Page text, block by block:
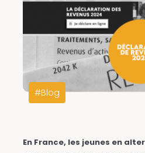
#Blog
En France, les jeunes en